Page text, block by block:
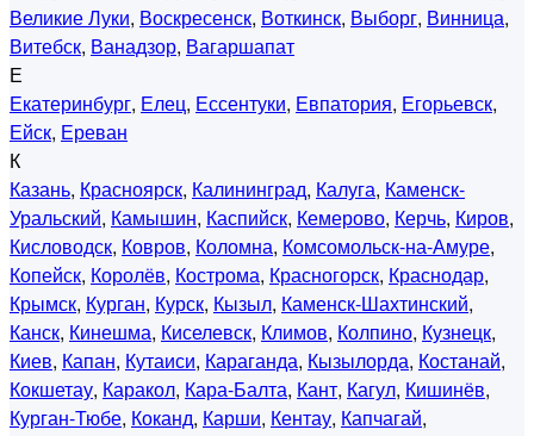
Великие Луки, Воскресенск, Воткинск, Выборг, Винница,
Витебск, Ванадзор, Вагаршапат
Е
Екатеринбург, Елец, Ессентуки, Евпатория, Егорьевск,
Ейск, Ереван
К
Казань, Красноярск, Калининград, Калуга, Каменск-
Уральский, Камышин, Каспийск, Кемерово, Керчь, Киров,
Кисловодск, Ковров, Коломна, Комсомольск-на-Амуре,
Копейск, Королёв, Кострома, Красногорск, Краснодар,
Крымск, Курган, Курск, Кызыл, Каменск-Шахтинский,
Канск, Кинешма, Киселевск, Климов, Колпино, Кузнецк,
Киев, Капан, Кутаиси, Караганда, Кызылорда, Костанай,
Кокшетау, Каракол, Кара-Балта, Кант, Кагул, Кишинёв,
Курган-Тюбе, Коканд, Карши, Кентау, Капчагай,